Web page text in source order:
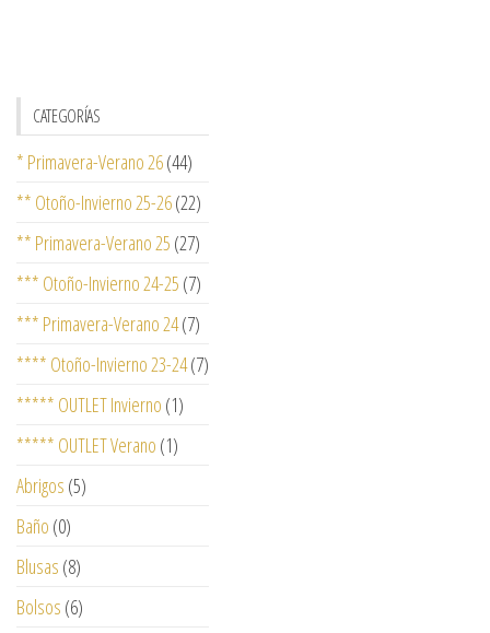
CATEGORÍAS
* Primavera-Verano 26(44)
** Otoño-Invierno 25-26(22)
** Primavera-Verano 25 (27)
*** Otoño-Invierno 24-25 (7)
*** Primavera-Verano 24(7)
**** Otoño-Invierno 23-24(7)
***** OUTLET Invierno (1)
***** OUTLET Verano (1)
Abrigos (5)
Baño (0)
Blusas (8)
Bolsos (6)